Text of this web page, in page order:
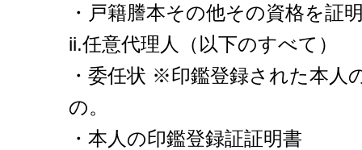
・戸籍謄本その他その資格を証
ii.任意代理人（以下のすべて）
・委任状 ※印鑑登録された本人
の。
・本人の印鑑登録証証明書